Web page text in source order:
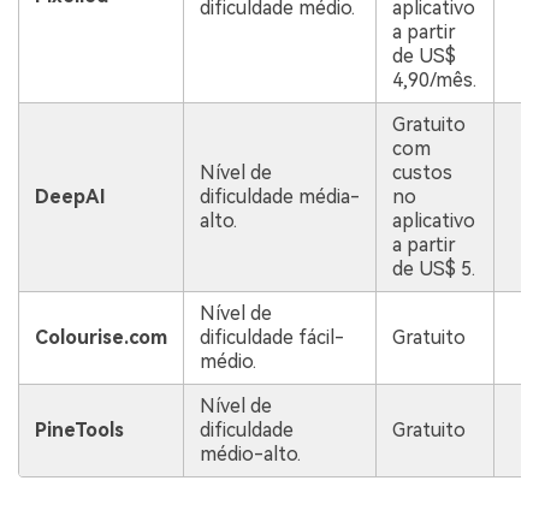
dificuldade médio.
aplicativo
a partir
de US$
4,90/mês.
DeepAI
Nível de
dificuldade média-
alto.
Gratuito
com
custos
no
aplicativo
a partir
de US$ 5.
Colourise.com
Nível de
dificuldade fácil-
médio.
Gratuito
PineTools
Nível de
dificuldade
médio-alto.
Gratuito